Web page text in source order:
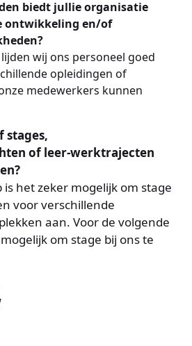
biedt jullie organisatie
ontwikkeling en/of
wij ons personeel goed
opleidingen of
medewerkers kunnen
stages,
of leer-werktrajecten
is het zeker mogelijk om stage
voor verschillende
aan. Voor de volgende
om stage bij ons te